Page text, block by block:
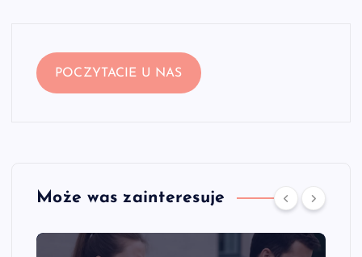
POCZYTACIE U NAS
Może was zainteresuje